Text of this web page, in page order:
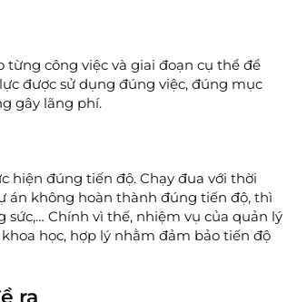
công việc và giai đoạn cụ thể để
được sử dụng đúng việc, đúng mục
gây lãng phí.
hiện đúng tiến độ. Chạy đua với thời
án không hoàn thành đúng tiến độ, thì
Chính vì thế, nhiệm vụ của quản lý
học, hợp lý nhằm đảm bảo tiến độ